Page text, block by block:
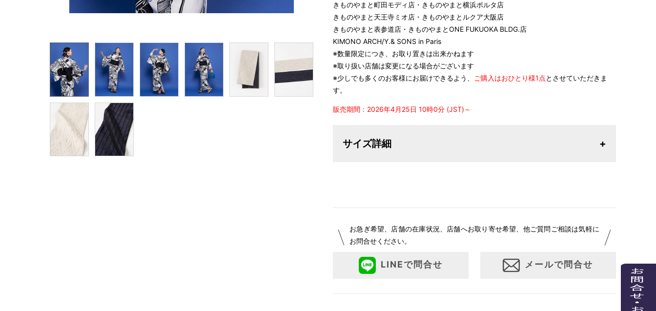
きものやまと町田モディ店・きものやまと横浜ポルタ店
きものやまと天王寺ミオ店・きものやまとルクア大阪店
きものやまと表参道店・きものやまとONE FUKUOKA BLDG.店
KIMONO ARCH/Y.& SONS in Paris
※数量限定につき、お取り置きは出来かねます
※取り扱い店舗は変更になる場合がございます
※少しでも多くのお客様にお届けできるよう、
ご購入はおひとり様1点とさせていただきま
す。
販売期間：2026年4月25日 10時0分 (JST)～
サイズ詳細
お急ぎ希望、店舗の在庫状況、店舗へお取り寄せ希望、他ご質問ご相談は気軽に
お問合せください。
LINEで問合せ メールで問合せ